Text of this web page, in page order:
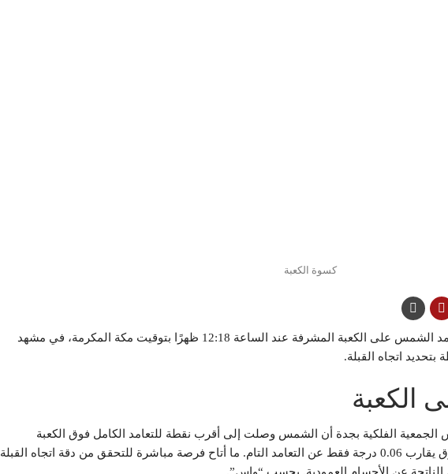
كسوة الكعبة
شهدت سماء مكة المكرمة ظاهرة تعامد الشمس على الكعبة المشرفة عند الساعة 12:18 ظهرًا بتوقيت مكة المكرمة، في مشهد
اتجاه القبلة.
الكعبة
الجمعية الفلكية بجدة أن الشمس وصلت إلى أقرب نقطة للتعامد الكامل فوق الكعبة
المشرفة بارتفاع بلغ 89.94 درجة، بفارق يقارب 0.06 درجة فقط عن التعامد التام. ما أتاح فرصة مباشرة للتحقق من دقة اتجاه القبلة
عن الأجسام العمودية. بحسب “واس”.